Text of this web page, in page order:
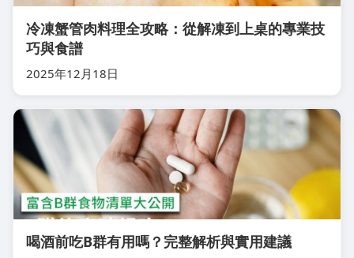
冷凍蟹管肉料理全攻略：從解凍到上桌的專業技
巧與食譜
2025年12月18日
喝酒前吃B群有用嗎？完整解析與實用建議